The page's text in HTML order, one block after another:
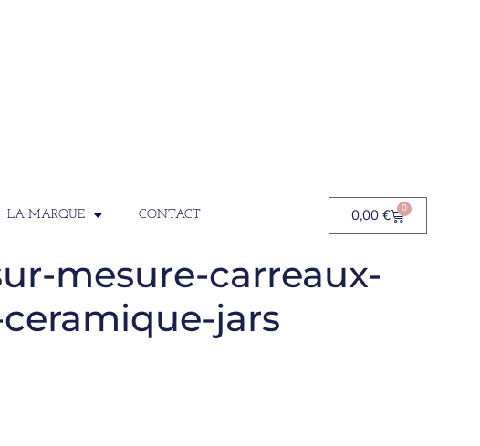
LA MARQUE CONTACT 0,00 € 0
mesure-carreaux-
jars